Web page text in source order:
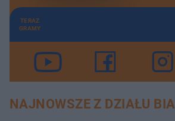
TERAZ
GRAMY
NAJNOWSZE Z DZIAŁU